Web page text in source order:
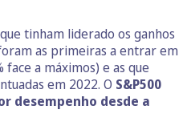
tinham liderado os ganhos
as primeiras a entrar em
face a máximos) e as que
em 2022. O S&P500
desempenho desde a